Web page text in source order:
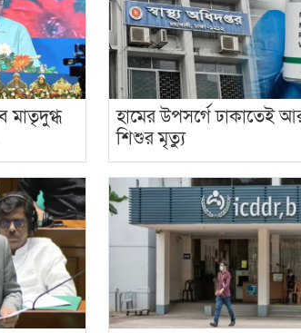
মাতৃদুগ্ধ
হামের উপসর্গে ঢাকাতেই
শিশুর মৃত্যু